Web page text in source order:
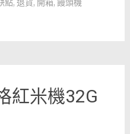
點, 退貨, 開箱, 饅頭機
紅米機32G